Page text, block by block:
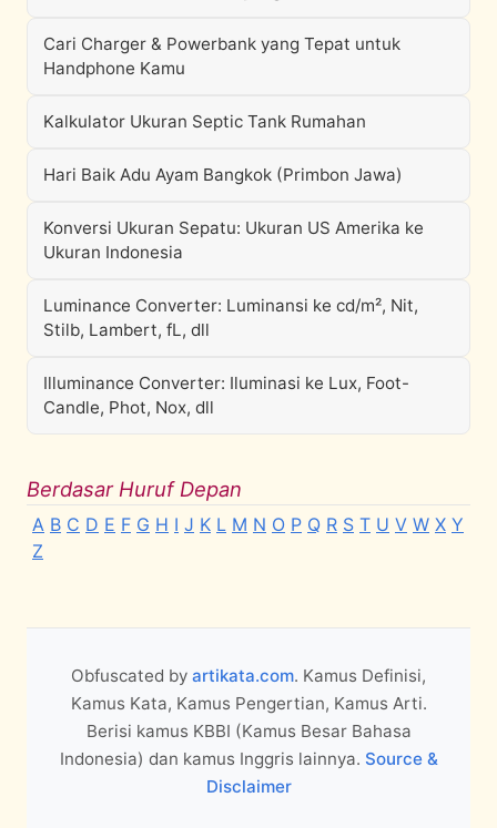
Cari Charger & Powerbank yang Tepat untuk
Handphone Kamu
Kalkulator Ukuran Septic Tank Rumahan
Hari Baik Adu Ayam Bangkok (Primbon Jawa)
Konversi Ukuran Sepatu: Ukuran US Amerika ke
Ukuran Indonesia
Luminance Converter: Luminansi ke cd/m², Nit,
Stilb, Lambert, fL, dll
Illuminance Converter: Iluminasi ke Lux, Foot-
Candle, Phot, Nox, dll
Berdasar Huruf Depan
A B C D E F G H I J K L M N O P Q R S T U V W X Y
Z
Obfuscated by artikata.com. Kamus Definisi,
Kamus Kata, Kamus Pengertian, Kamus Arti.
Berisi kamus KBBI (Kamus Besar Bahasa
Indonesia) dan kamus Inggris lainnya. Source &
Disclaimer